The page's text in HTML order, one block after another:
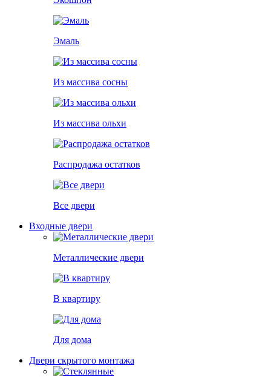
Эмаль
Из массива сосны
Из массива ольхи
Распродажа остатков
Все двери
Входные двери
Металлические двери
В квартиру
Для дома
Двери скрытого монтажа